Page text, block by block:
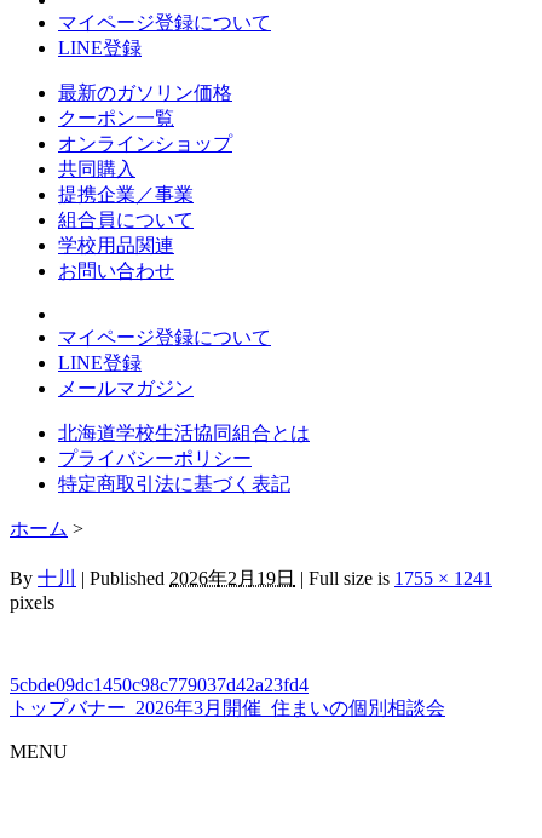
マイページ登録について
LINE登録
最新のガソリン価格
クーポン一覧
オンラインショップ
共同購入
提携企業／事業
組合員について
学校用品関連
お問い合わせ
マイページ登録について
LINE登録
メールマガジン
北海道学校生活協同組合とは
プライバシーポリシー
特定商取引法に基づく表記
ホーム >
By 十川 | Published 2026年2月19日 | Full size is 1755 × 1241
pixels
5cbde09dc1450c98c779037d42a23fd4
トップバナー_2026年3月開催_住まいの個別相談会
MENU